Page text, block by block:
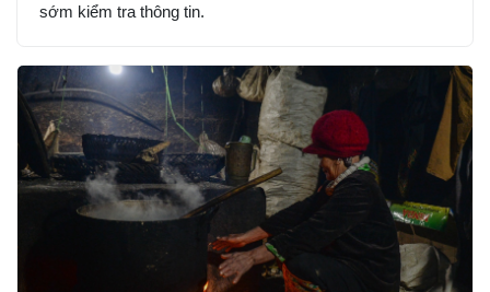
sớm kiểm tra thông tin.